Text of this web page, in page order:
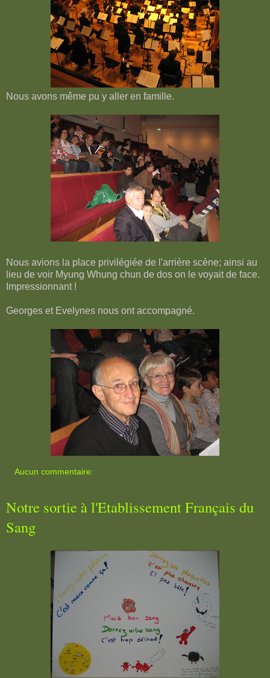
Nous avons même pu y aller en famille.
Nous avions la place privilégiée de l'arrière scène; ainsi au
lieu de voir Myung Whung chun de dos on le voyait de face.
Impressionnant !
Georges et Evelynes nous ont accompagné.
Aucun commentaire:
Notre sortie à l'Etablissement Français du
Sang